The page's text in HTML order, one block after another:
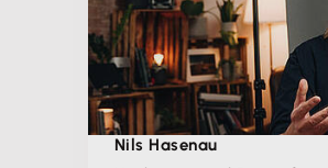
Nils Hasenau